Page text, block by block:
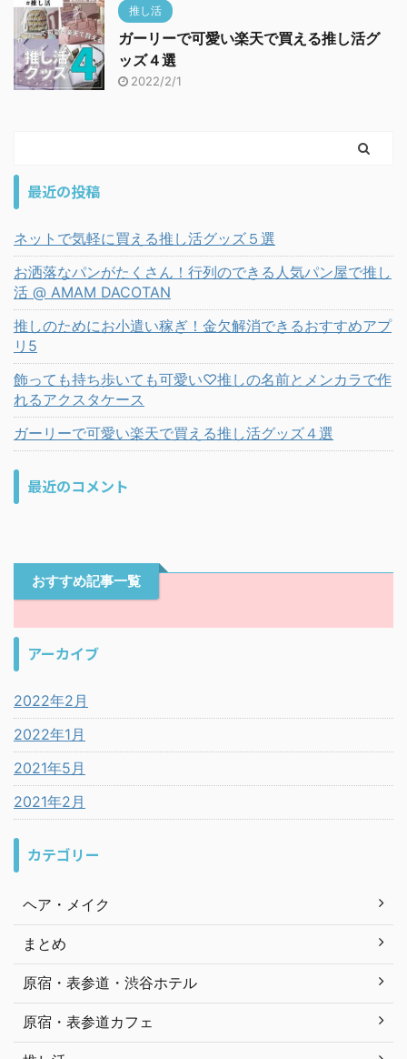
推し活
ガーリーで可愛い楽天で買える推し活グ
ッズ４選
2022/2/1
最近の投稿
ネットで気軽に買える推し活グッズ５選
お洒落なパンがたくさん！行列のできる人気パン屋で推し
活 @ AMAM DACOTAN
推しのためにお小遣い稼ぎ！金欠解消できるおすすめアプ
リ5
飾っても持ち歩いても可愛い♡推しの名前とメンカラで作
れるアクスタケース
ガーリーで可愛い楽天で買える推し活グッズ４選
最近のコメント
おすすめ記事一覧
アーカイブ
2022年2月
2022年1月
2021年5月
2021年2月
カテゴリー
ヘア・メイク
まとめ
原宿・表参道・渋谷ホテル
原宿・表参道カフェ